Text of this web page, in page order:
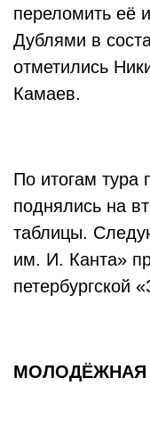
переломить её
Дублями в
отметились
Камаев.
По итогам тура
поднялись на
таблицы.
им. И. Канта»
петербургской
МОЛОДЁЖНАЯ